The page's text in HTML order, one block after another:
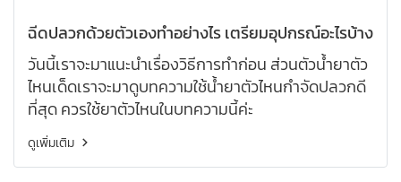
ฉีดปลวกด้วยตัวเองทำอย่างไร เตรียมอุปกรณ์อะไรบ้าง
วันนี้เราจะมาแนะนำเรื่องวิธีการทำก่อน ส่วนตัวน้ำยาตัว
ไหนเด็ดเราจะมาดูบทความใช้น้ำยาตัวไหนกำจัดปลวกดี
ที่สุด ควรใช้ยาตัวไหนในบทความนี้ค่ะ
ดูเพิ่มเติม